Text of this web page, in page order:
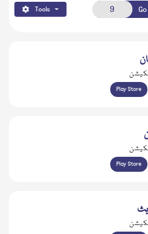
Tools Go
Play Store
Play Store